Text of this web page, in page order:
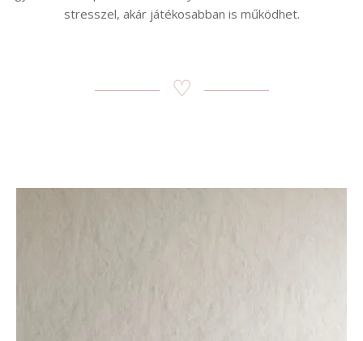
stresszel, akár játékosabban is működhet.
♡